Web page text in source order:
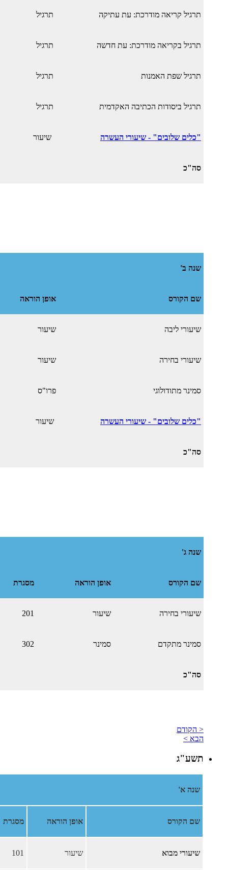
תרגיל קריאה מודרכת: עת עתיקה תרגיל
תרגיל בקריאה מודרכת: עת חדשה תרגיל
תרגיל שפת האמנות תרגיל
תרגיל ביסודות הכתיבה האקדמית תרגיל
"כלים שלובים" - שיעורי העשרה שיעור
סה"כ
שנה ב'
שם הקורס אופן הוראה
שיעורי ליבה שיעור
שיעורי בחירה שיעור
סמינר מתודולוגי פרו"ס
"כלים שלובים" - שיעורי העשרה שיעור
סה"כ
שנה ג'
שם הקורס אופן הוראה מסגרת
שיעורי בחירה שיעור 201
סמינר מתקדם סמינר 302
סה"כ
< הקודם
הבא >
תשע"ג
שנה א'
שם הקורס אופן הוראה מסגרת
שיעורי מבוא שיעור 101